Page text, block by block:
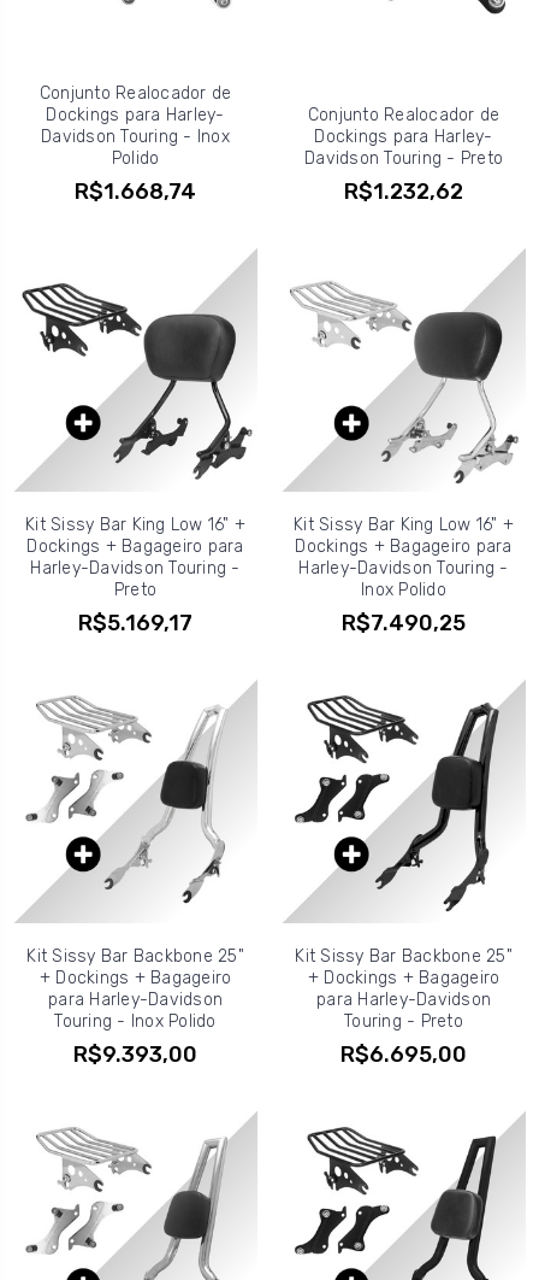
Conjunto Realocador de
Dockings para Harley-
Davidson Touring - Inox
Polido
R$1.668,74
Conjunto Realocador de
Dockings para Harley-
Davidson Touring - Preto
R$1.232,62
Kit Sissy Bar King Low 16" +
Dockings + Bagageiro para
Harley-Davidson Touring -
Preto
R$5.169,17
Kit Sissy Bar King Low 16" +
Dockings + Bagageiro para
Harley-Davidson Touring -
Inox Polido
R$7.490,25
Kit Sissy Bar Backbone 25"
+ Dockings + Bagageiro
para Harley-Davidson
Touring - Inox Polido
R$9.393,00
Kit Sissy Bar Backbone 25"
+ Dockings + Bagageiro
para Harley-Davidson
Touring - Preto
R$6.695,00